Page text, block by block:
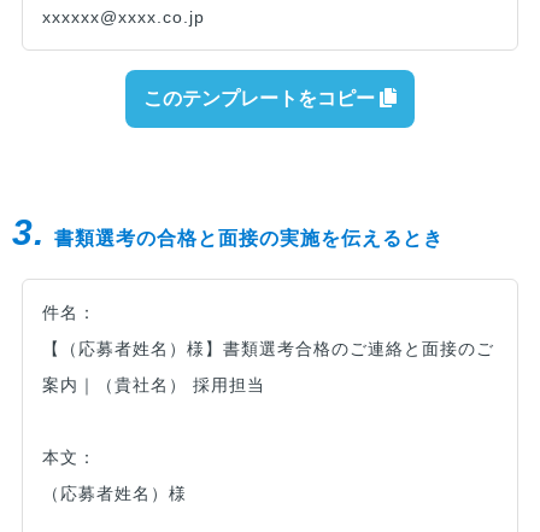
xxxxxx@xxxx.co.jp
このテンプレートをコピー
3. 書類選考の合格と面接の実施を伝えるとき
件名：
【（応募者姓名）様】書類選考合格のご連絡と面接のご
案内｜（貴社名） 採用担当
本文：
（応募者姓名）様